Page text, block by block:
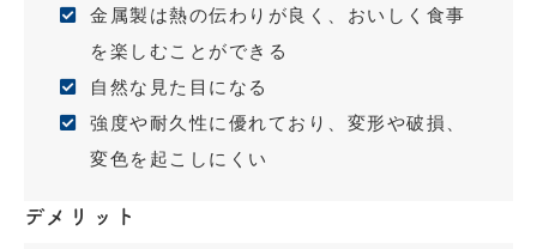
金属製は熱の伝わりが良く、おいしく食事
を楽しむことができる
自然な見た目になる
強度や耐久性に優れており、変形や破損、
変色を起こしにくい
デメリット